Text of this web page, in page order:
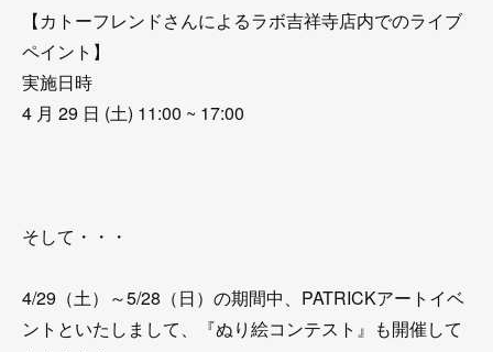
【カトーフレンドさんによるラボ吉祥寺店内でのライブ
ペイント】
実施日時
4 月 29 日 (土) 11:00 ~ 17:00
そして・・・
4/29（土）～5/28（日）の期間中、PATRICKアートイベ
ントといたしまして、『ぬり絵コンテスト』も開催して